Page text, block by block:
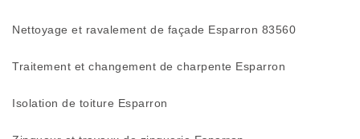
Nettoyage et ravalement de façade Esparron 83560
Traitement et changement de charpente Esparron
Isolation de toiture Esparron